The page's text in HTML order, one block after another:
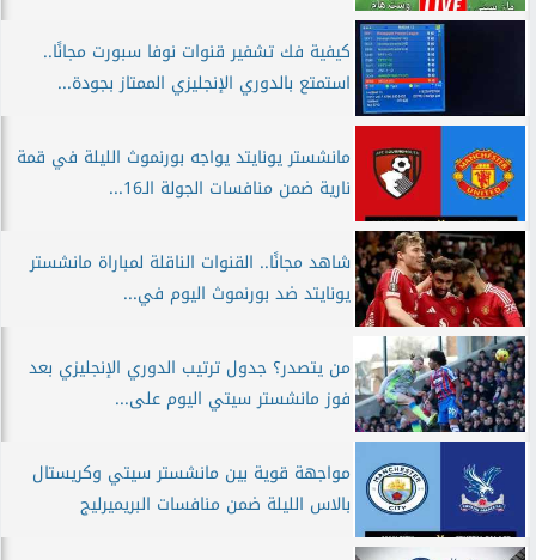
كيفية فك تشفير قنوات نوفا سبورت مجانًا..
استمتع بالدوري الإنجليزي الممتاز بجودة...
مانشستر يونايتد يواجه بورنموث الليلة في قمة
نارية ضمن منافسات الجولة الـ16...
شاهد مجانًا.. القنوات الناقلة لمباراة مانشستر
يونايتد ضد بورنموث اليوم في...
من يتصدر؟ جدول ترتيب الدوري الإنجليزي بعد
فوز مانشستر سيتي اليوم على...
مواجهة قوية بين مانشستر سيتي وكريستال
بالاس الليلة ضمن منافسات البريميرليج